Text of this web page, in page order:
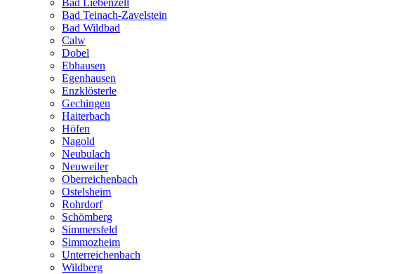
Bad Teinach-Zavelstein
Bad Wildbad
Calw
Dobel
Ebhausen
Egenhausen
Enzklösterle
Gechingen
Haiterbach
Höfen
Nagold
Neubulach
Neuweiler
Oberreichenbach
Ostelsheim
Rohrdorf
Schömberg
Simmersfeld
Simmozheim
Unterreichenbach
Wildberg